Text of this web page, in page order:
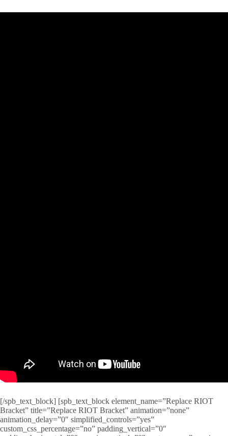
[/spb_text_block] [spb_text_block element_name=”Replace RIOT
Bracket” title=”Replace RIOT Bracket” animation=”none”
animation_delay=”0″ simplified_controls=”yes”
custom_css_percentage=”no” padding_vertical=”0″